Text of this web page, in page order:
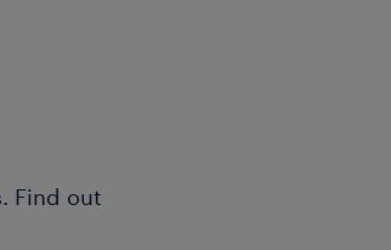
dell'inclusività. Ti preghiamo di
Find out